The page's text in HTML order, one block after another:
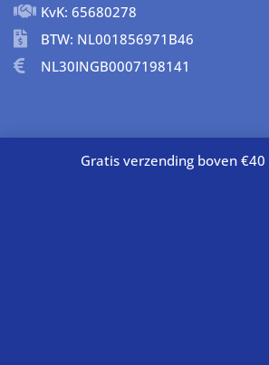
Gratis verzending boven €40
KvK: 65680278
BTW: NL001856971B46
NL30INGB0007198141